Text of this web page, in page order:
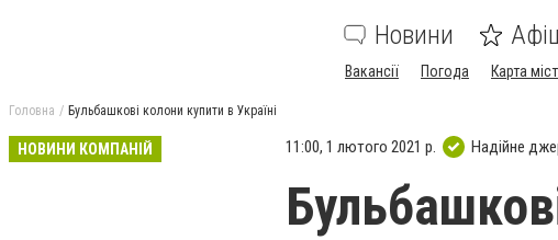
Новини
Вакансії Погода Карта
Головна Бульбашкові колони купити в Україні
НОВИНИ КОМПАНІЙ 11:00, 1 лютого 2021 р. Надійне